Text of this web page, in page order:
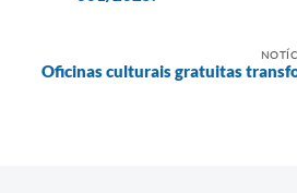
Oficinas culturais gratuitas